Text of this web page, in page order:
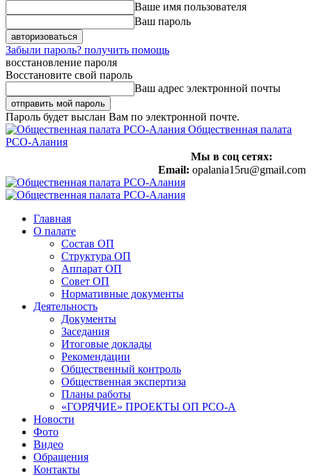
Ваше имя пользователя
Ваш пароль
Забыли пароль? получить помощь
восстановление пароля
Восстановите свой пароль
Ваш адрес электронной почты
Пароль будет выслан Вам по электронной почте.
Общественная палата
РСО-Алания
Мы в соц сетях:
Email: opalania15ru@gmail.com
Главная
О палате
Состав ОП
Структура ОП
Аппарат ОП
Совет ОП
Нормативные документы
Деятельность
Документы
Заседания
Итоговые доклады
Рекомендации
Общественный контроль
Общественная экспертиза
Планы работы
«ГОРЯЧИЕ» ПРОЕКТЫ ОП РСО-А
Новости
Фото
Видео
Обращения
Контакты